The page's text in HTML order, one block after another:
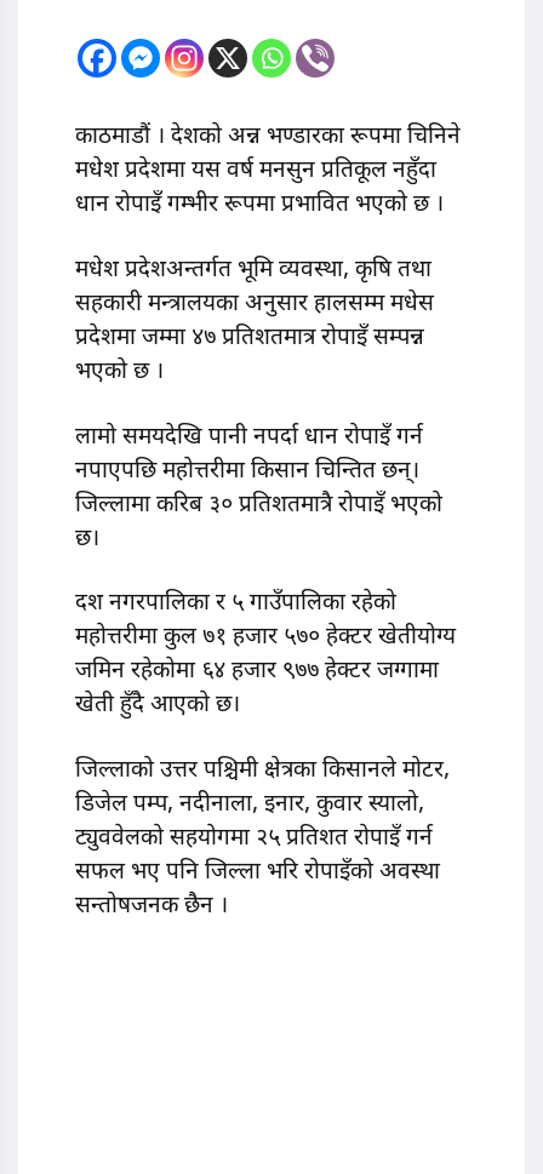
काठमाडौं । देशको अन्न भण्डारका रूपमा चिनिने
मधेश प्रदेशमा यस वर्ष मनसुन प्रतिकूल नहुँदा
धान रोपाइँ गम्भीर रूपमा प्रभावित भएको छ ।
मधेश प्रदेशअन्तर्गत भूमि व्यवस्था, कृषि तथा
सहकारी मन्त्रालयका अनुसार हालसम्म मधेस
प्रदेशमा जम्मा ४७ प्रतिशतमात्र रोपाइँ सम्पन्न
भएको छ ।
लामो समयदेखि पानी नपर्दा धान रोपाइँ गर्न
नपाएपछि महोत्तरीमा किसान चिन्तित छन्।
जिल्लामा करिब ३० प्रतिशतमात्रै रोपाइँ भएको
छ।
दश नगरपालिका र ५ गाउँपालिका रहेको
महोत्तरीमा कुल ७१ हजार ५७० हेक्टर खेतीयोग्य
जमिन रहेकोमा ६४ हजार ९७७ हेक्टर जग्गामा
खेती हुँदै आएको छ।
जिल्लाको उत्तर पश्चिमी क्षेत्रका किसानले मोटर,
डिजेल पम्प, नदीनाला, इनार, कुवार स्यालो,
ट्युववेलको सहयोगमा २५ प्रतिशत रोपाइँ गर्न
सफल भए पनि जिल्ला भरि रोपाइँको अवस्था
सन्तोषजनक छैन ।